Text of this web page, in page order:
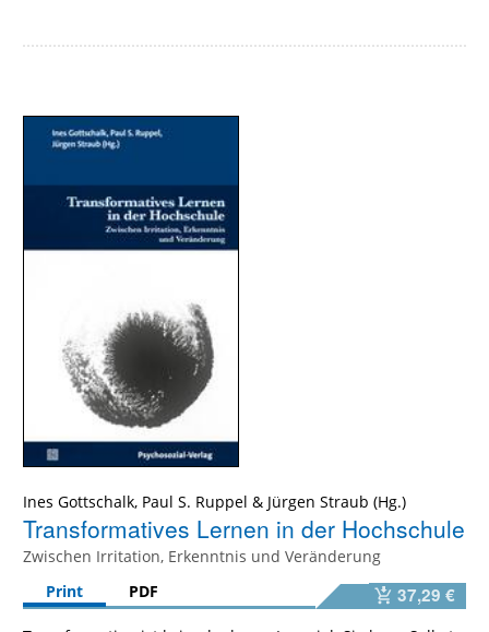
Ines Gottschalk, Paul S. Ruppel & Jürgen Straub
Transformatives Lernen in der Hochschule
Zwischen Irritation, Erkenntnis und Veränderung
Print
PDF 37,29 €